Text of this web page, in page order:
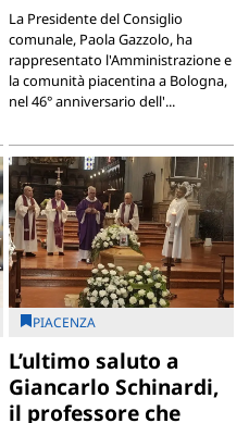
La Presidente del Consiglio
comunale, Paola Gazzolo, ha
rappresentato l'Amministrazione e
la comunità piacentina a Bologna,
nel 46° anniversario dell'...
PIACENZA
L’ultimo saluto a
Giancarlo Schinardi,
il professore che